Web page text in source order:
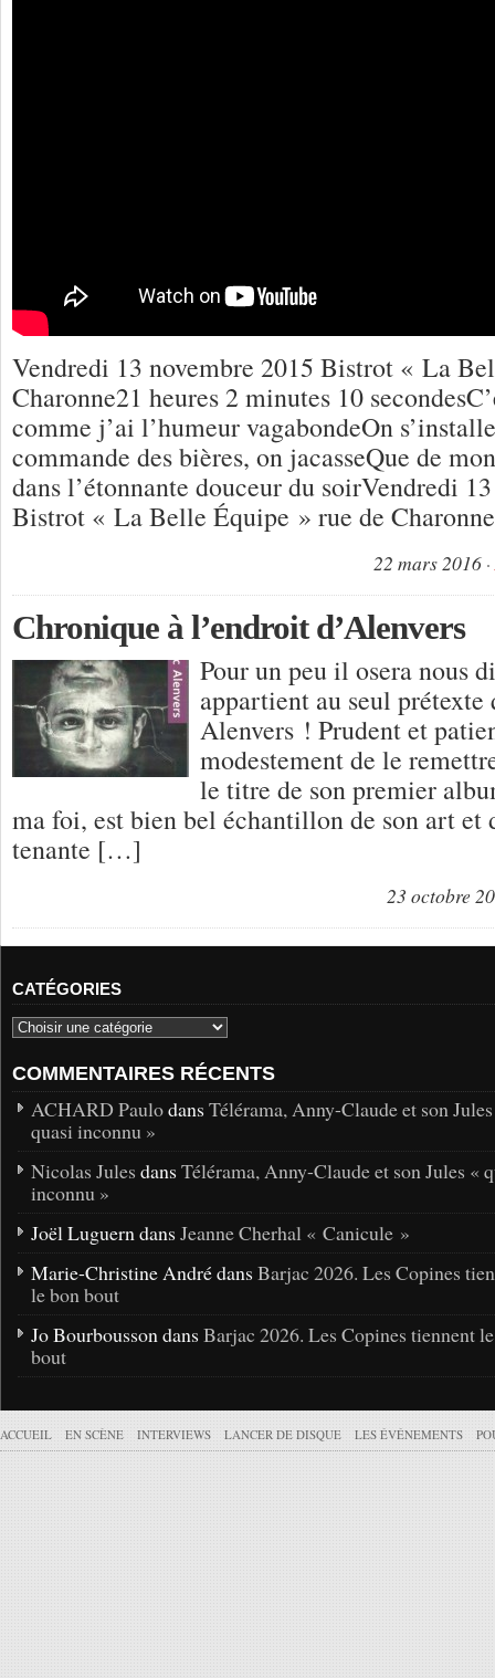
Vendredi 13 novembre 2015 Bistrot « La
Charonne21 heures 2 minutes 10
comme j’ai l’humeur vagabondeOn
commande des bières, on jacasseQue de
dans l’étonnante douceur du soirVendredi
Bistrot « La Belle Équipe » rue de
22 mars 2016
Chronique à l’endroit d’Alenvers
Pour un peu il osera nous
appartient au seul prétexte
Alenvers ! Prudent et
modestement de le
le titre de son premier
ma foi, est bien bel échantillon de son art et
tenante […]
23 octobre
CATÉGORIES
COMMENTAIRES RÉCENTS
ACHARD Paulodans Télérama, Anny-Claude et son
quasi inconnu »
Nicolas Jules dans Télérama, Anny-Claude et son Jules «
inconnu »
Joël Luguern dans Jeanne Cherhal « Canicule »
Marie-Christine André dans Barjac 2026. Les Copines
le bon bout
Jo Bourbousson dans Barjac 2026. Les Copines tiennent
bout
ACCUEIL EN SCÈNE INTERVIEWS LANCER DE DISQUE LES ÉVÉNEMENTS